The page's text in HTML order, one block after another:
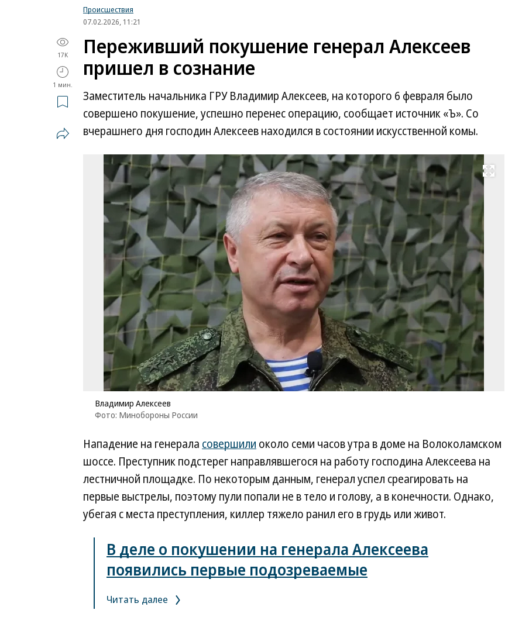
Происшествия
07.02.2026, 11:21
17K
1 мин.
Переживший покушение генерал Алексеев
пришел в сознание
Заместитель начальника ГРУ Владимир Алексеев, на которого 6 февраля было
совершено покушение, успешно перенес операцию, сообщает источник «Ъ». Со
вчерашнего дня господин Алексеев находился в состоянии искусственной комы.
Развернуть на весь экран
Владимир Алексеев
Фото: Минобороны России
Нападение на генерала совершили около семи часов утра в доме на Волоколамском
шоссе. Преступник подстерег направлявшегося на работу господина Алексеева на
лестничной площадке. По некоторым данным, генерал успел среагировать на
первые выстрелы, поэтому пули попали не в тело и голову, а в конечности. Однако,
убегая с места преступления, киллер тяжело ранил его в грудь или живот.
В деле о покушении на генерала Алексеева
появились первые подозреваемые
Читать далее